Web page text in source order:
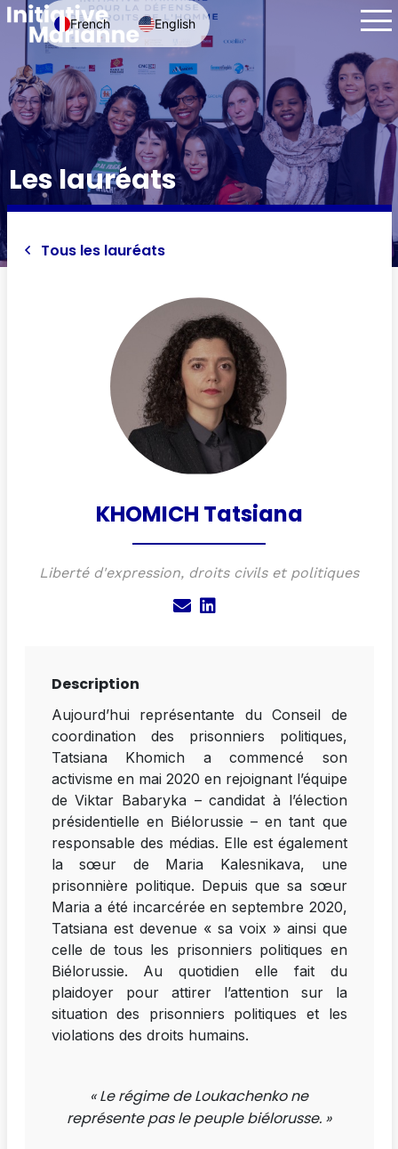
NOUS
CONTACTER
Les lauréats
Tous les lauréats
KHOMICH Tatsiana
Liberté d'expression, droits civils et politiques
Description
Aujourd’hui représentante du Conseil de
coordination des prisonniers politiques,
Tatsiana Khomich a commencé son
activisme en mai 2020 en rejoignant l’équipe
de Viktar Babaryka – candidat à l’élection
présidentielle en Biélorussie – en tant que
responsable des médias. Elle est également
la sœur de Maria Kalesnikava, une
prisonnière politique. Depuis que sa sœur
Maria a été incarcérée en septembre 2020,
Tatsiana est devenue « sa voix » ainsi que
celle de tous les prisonniers politiques en
Biélorussie. Au quotidien elle fait du
plaidoyer pour attirer l’attention sur la
situation des prisonniers politiques et les
violations des droits humains.
« Le régime de Loukachenko ne
représente pas le peuple biélorusse. »
French English